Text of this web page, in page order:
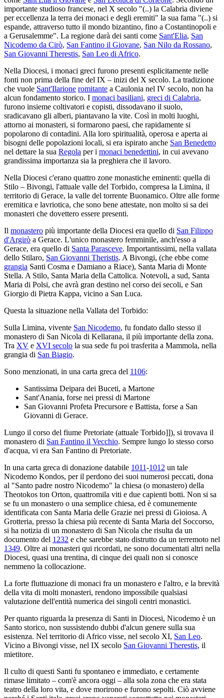
importante studioso francese, nel X secolo "(..) la Calabria diviene
per eccellenza la terra dei monaci e degli eremiti" la sua fama "(..) si
espande, attraverso tutto il mondo bizantino, fino a Costantinopoli e
a Gerusalemme". La regione darà dei santi come Sant'Elia, San
Nicodemo da Cirò, San Fantino il Giovane, San Nilo da Rossano,
San Giovanni Therestis, San Leo di Africo.
Nella Diocesi, i monaci greci furono presenti esplicitamente nelle
fonti non prima della fine del IX – inizi del X secolo. La tradizione
che vuole Sant'Ilarione romitante a Caulonia nel IV secolo, non ha
alcun fondamento storico. I monaci basiliani, greci di Calabria,
furono insieme coltivatori e copisti, dissodavano il suolo,
sradicavano gli alberi, piantavano la vite. Così in molti luoghi,
attorno ai monasteri, si formarono paesi, che rapidamente si
popolarono di contadini. Alla loro spiritualità, operosa e aperta ai
bisogni delle popolazioni locali, si era ispirato anche San Benedetto
nel dettare la sua Regola per i monaci benedettini, in cui avevano
grandissima importanza sia la preghiera che il lavoro.
Nella Diocesi c'erano quattro zone monastiche eminenti: quella di
Stilo – Bivongi, l'attuale valle del Torbido, compresa la Limina, il
territorio di Gerace, la valle del torrente Buonamico. Oltre alle forme
eremitica e lavriotica, che sono bene attestate, non molto si sa dei
monasteri che dovettero essere presenti.
Il monastero più importante della Diocesi era quello di San Filippo
d'Argirò a Gerace. L'unico monastero femminile, anch'esso a
Gerace, era quello di Santa Parasceve. Importantissimi, nella vallata
dello Stilaro, San Giovanni Theristis. A Bivongi, (che ebbe come
grangia Santi Cosma e Damiano a Riace), Santa Maria di Monte
Stella. A Stilo, Santa Maria della Cattolica. Notevoli, a sud, Santa
Maria di Polsi, che avrà gran destino nel corso dei secoli, e San
Giorgio di Pietra Kappa, vicino a San Luca.
Questa la situazione nella Vallata del Torbido:
Sulla Limina, vivente San Nicodemo, fu fondato dallo stesso il
monastero di San Nicola di Kellarana, il più importante della zona.
Tra XV e XVI secolo la sua sede fu poi trasferita a Mammola, nella
grangia di San Biagio.
Sono menzionati, in una carta greca del 1106:
Santissima Deipara dei Buceti, a Martone
Sant'Anania, forse nei pressi di Martone
San Giovanni Profeta Precursore e Battista, forse a San
Giovanni di Gerace.
Lungo il corso del fiume Pretoriate (attuale Torbido]]), si trovava il
monastero di San Fantino il Vecchio. Sempre lungo lo stesso corso
d'acqua, vi era San Fantino di Pretoriate.
In una carta greca di donazione databile 1011-1012 un tale
Nicodemo Kondos, per il perdono dei suoi numerosi peccati, dona
al "Santo padre nostro Nicodemo" la chiesa (o monastero) della
Theotokos ton Orton, quattromila viti e due capienti botti. Non si sa
se fu un monastero o una semplice chiesa, ed è comunemente
identificata con Santa Maria delle Grazie nei pressi di Gioiosa. A
Grotteria, presso la chiesa più recente di Santa Maria del Soccorso,
si ha notizia di un monastero di San Nicola che risulta da un
documento del 1232 e che sarebbe stato distrutto da un terremoto nel
1349. Oltre ai monasteri qui ricordati, ne sono documentati altri nella
Diocesi, quasi una trentina, di cinque dei quali non si conosce
nemmeno la collocazione.
La forte fluttuazione di monaci fra un monastero e l'altro, e la brevità
della vita di molti monasteri, rendono impossibile qualsiasi
valutazione dell'entità numerica dei singoli centri monastici.
Per quanto riguarda la presenza di Santi in Diocesi, Nicodemo è un
Santo storico, non sussistendo dubbi d'alcun genere sulla sua
esistenza. Nel territorio di Africo visse, nel secolo XI, San Leo.
Vicino a Bivongi visse, nel IX secolo San Giovanni Therestis, il
mietitore.
Il culto di questi Santi fu spontaneo e immediato, e certamente
rimase limitato – com'è ancora oggi – alla sola zona che era stata
teatro della loro vita, e dove morirono e furono sepolti. Ciò avviene